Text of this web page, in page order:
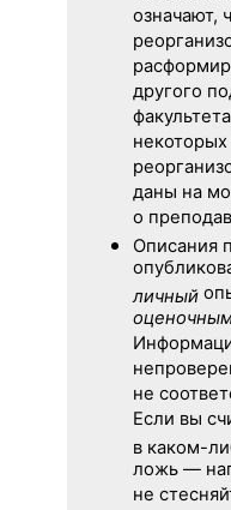
означают,
другого
даны на
о
Описания
личный
не
Если вы
в каком-
ложь —
не